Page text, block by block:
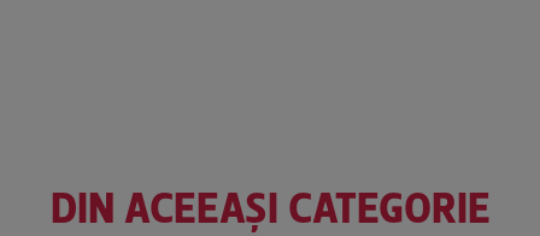
DIN ACEEAȘI CATEGORIE